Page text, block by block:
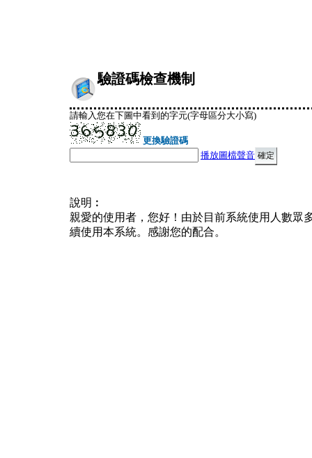
驗證碼檢查機制
請輸入您在下圖中看到的字元(字母區分大小寫)
更換驗證碼
播放圖檔聲音
說明︰
親愛的使用者，您好！由於目前系統使用人數眾
續使用本系統。感謝您的配合。